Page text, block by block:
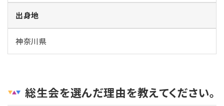
出身地
神奈川県
総生会を選んだ理由を教えてください。